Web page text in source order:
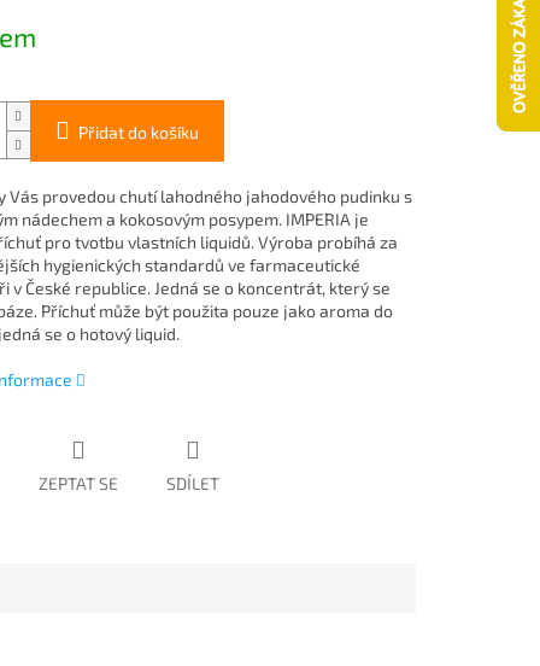
Přidat do košíku
Vás provedou chutí lahodného jahodového pudinku s
nádechem a kokosovým posypem. IMPERIA je
pro tvotbu vlastních liquidů. Výroba probíhá za
hygienických standardů ve farmaceutické
v České republice. Jedná se o koncentrát, který se
Příchuť může být použita pouze jako aroma do
se o hotový liquid.
ZEPTAT SE SDÍLET